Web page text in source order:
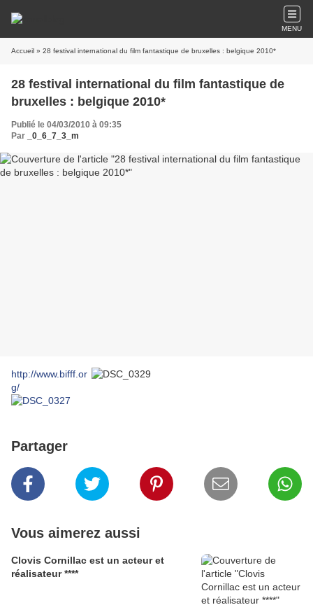
MENU
Accueil » 28 festival international du film fantastique de bruxelles : belgique 2010*
28 festival international du film fantastique de
bruxelles : belgique 2010*
Publié le 04/03/2010 à 09:35
Par
_0_6_7_3_m
http://www.bifff.or
g/
Partager
Vous aimerez aussi
Clovis Cornillac est un acteur et
réalisateur ****